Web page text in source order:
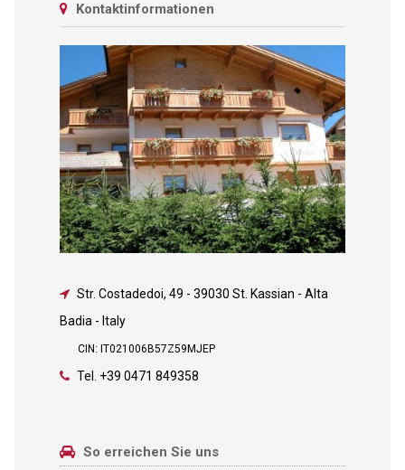
Kontaktinformationen
Str. Costadedoi, 49 - 39030 St. Kassian - Alta
Badia - Italy
CIN: IT021006B57Z59MJEP
Tel. +39 0471 849358
So erreichen Sie uns